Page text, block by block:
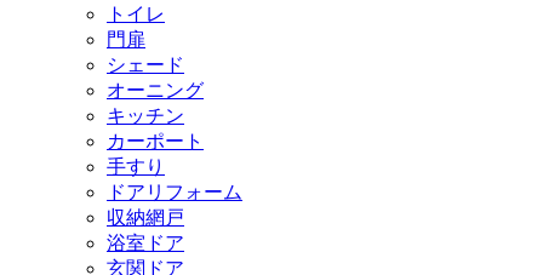
トイレ
門扉
シェード
オーニング
キッチン
カーポート
手すり
ドアリフォーム
収納網戸
浴室ドア
玄関ドア